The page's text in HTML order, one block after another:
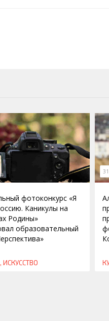
фотоконкурс «Я
Каникулы на
Родины»
образовательный
ИСКУССТВО